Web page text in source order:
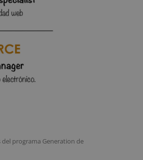
programa Generation de